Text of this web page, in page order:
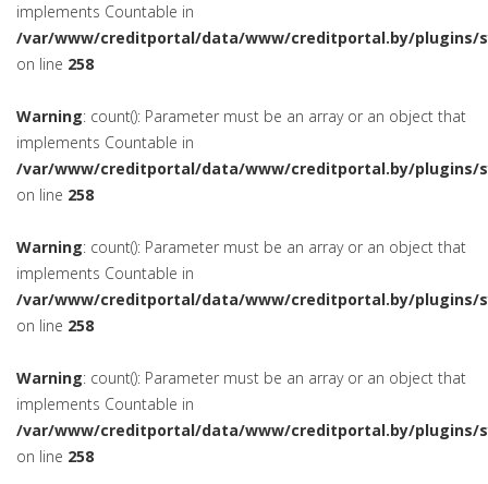
implements Countable in
/var/www/creditportal/data/www/creditportal.by/plugins/
on line 258
Warning: count(): Parameter must be an array or an object that
implements Countable in
/var/www/creditportal/data/www/creditportal.by/plugins/
on line 258
Warning: count(): Parameter must be an array or an object that
implements Countable in
/var/www/creditportal/data/www/creditportal.by/plugins/
on line 258
Warning: count(): Parameter must be an array or an object that
implements Countable in
/var/www/creditportal/data/www/creditportal.by/plugins/
on line 258